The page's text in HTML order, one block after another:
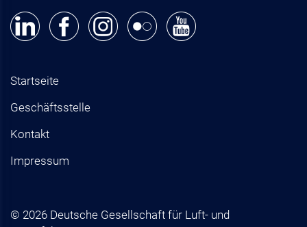
Startseite
Geschäftsstelle
Kontakt
Impressum
© 2026 Deutsche Gesellschaft für Luft- und